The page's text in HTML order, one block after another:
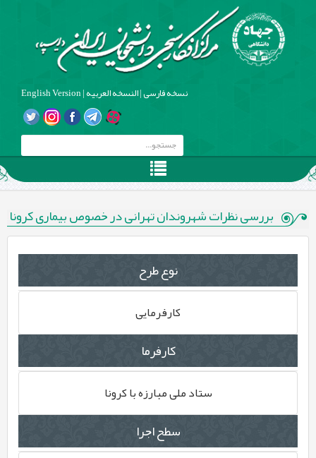
نسخه فارسی|النسخه العربیه|
English Version
بررسی نظرات شهروندان تهرانی در خصوص بیماری کرونا
نوع طرح
کارفرمایی
کارفرما
ستاد ملی مبارزه با کرونا
سطح اجرا